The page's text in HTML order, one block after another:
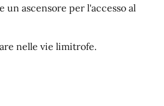
ascensore per l'accesso al
nelle vie limitrofe.